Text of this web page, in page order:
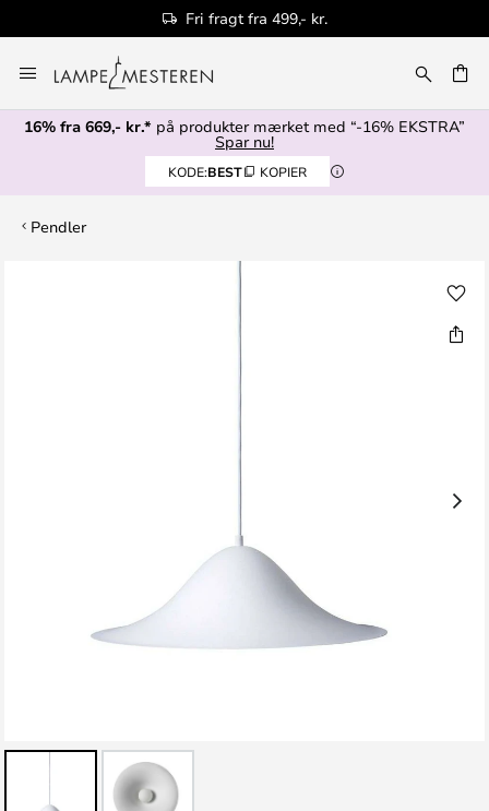
Fri fragt fra 499,- kr.
to
Content
16% fra 669,- kr.* på produkter mærket med “-16% EKSTRA”
Spar nu!
KODE:BEST KOPIER
Pendler